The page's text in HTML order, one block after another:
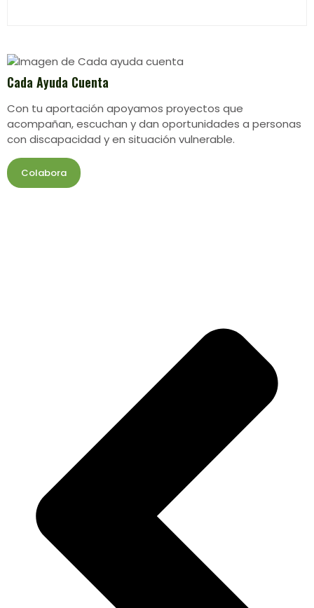
Cada Ayuda Cuenta
Con tu aportación apoyamos proyectos que
acompañan, escuchan y dan oportunidades a personas
con discapacidad y en situación vulnerable.
Colabora